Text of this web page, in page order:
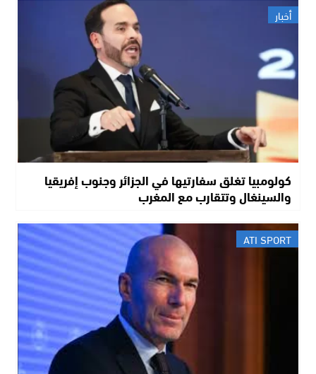
أخبار
كولومبيا تغلق سفارتيها في الجزائر وجنوب إفريقيا
والسينغال وتتقارب مع المغرب
ATI SPORT